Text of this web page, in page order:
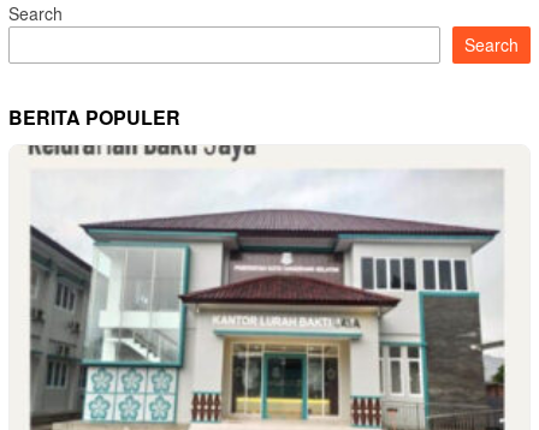
Search
Search
BERITA POPULER